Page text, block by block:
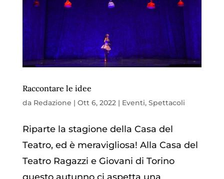
Raccontare le idee
da Redazione | Ott 6, 2022| Eventi, Spettacoli
Riparte la stagione della Casa del
Teatro, ed è meravigliosa! Alla Casa del
Teatro Ragazzi e Giovani di Torino